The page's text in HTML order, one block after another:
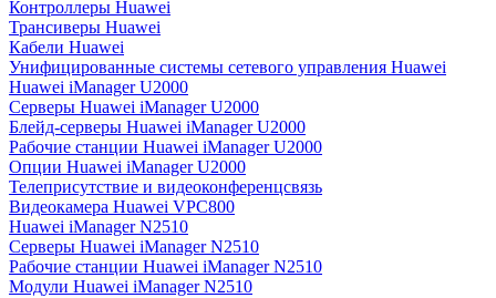
Контроллеры Huawei
Трансиверы Huawei
Кабели Huawei
Унифицированные системы сетевого управления Huawei
Huawei iManager U2000
Серверы Huawei iManager U2000
Блейд-серверы Huawei iManager U2000
Рабочие станции Huawei iManager U2000
Опции Huawei iManager U2000
Телеприсутствие и видеоконференцсвязь
Видеокамера Huawei VPC800
Huawei iManager N2510
Серверы Huawei iManager N2510
Рабочие станции Huawei iManager N2510
Модули Huawei iManager N2510